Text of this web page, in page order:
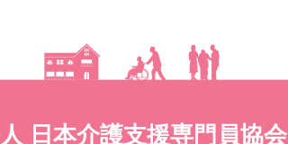
日本介護支援専門員協会